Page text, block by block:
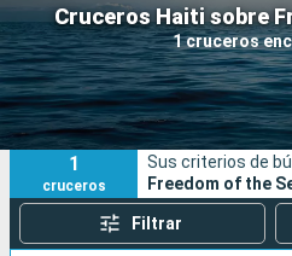
Cruceros Haiti sobre
1 cruceros
Nuestros destinos
Fecha de salida
Puertos
1
cruceros
Sus criterios de
Freedom of the
Filtrar